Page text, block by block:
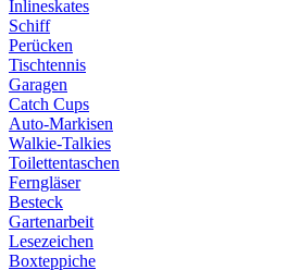
Inlineskates
Schiff
Perücken
Tischtennis
Garagen
Catch Cups
Auto-Markisen
Walkie-Talkies
Toilettentaschen
Ferngläser
Besteck
Gartenarbeit
Lesezeichen
Boxteppiche